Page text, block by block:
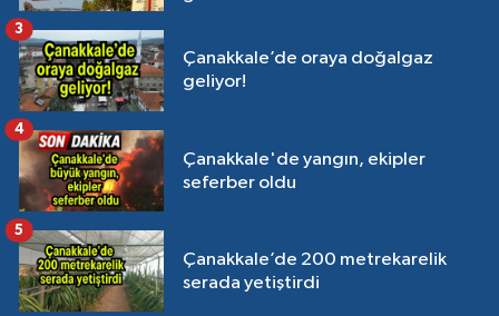
Çanakkale’de oraya doğalgaz
geliyor!
3
Çanakkale'de yangın, ekipler
seferber oldu
4
Çanakkale’de 200 metrekarelik
serada yetiştirdi
5